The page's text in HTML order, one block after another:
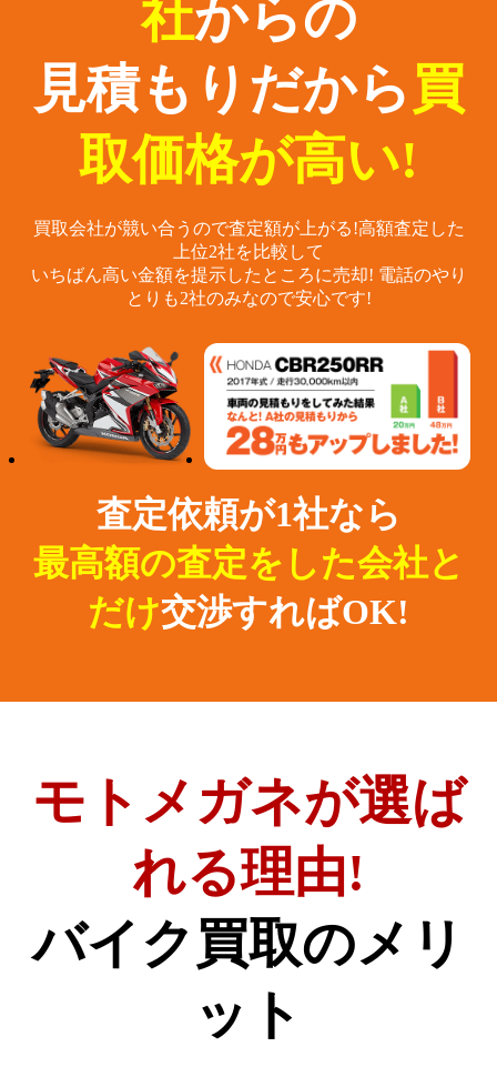
社からの
見積もりだから 買
取価格が高い!
買取会社が競い合うので査定額が上がる!高額査定した
上位2社を比較して
いちばん高い金額を提示したところに売却! 電話のやり
とりも2社のみなので安心です!
査定依頼が1社なら
最高額の査定をした会社と
だけ交渉すればOK!
モトメガネが選ば
れる理由!
バイク買取のメリ
ット